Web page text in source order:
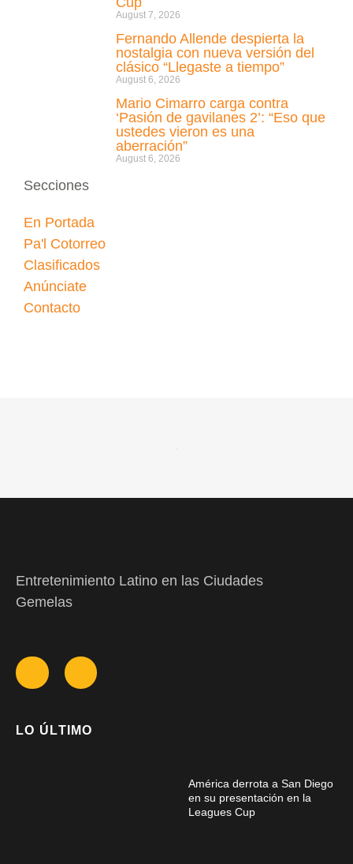
August 7, 2026
Fernando Allende despierta la
nostalgia con nueva versión del
clásico “Llegaste a tiempo”
August 6, 2026
Mario Cimarro carga contra
‘Pasión de gavilanes 2’: “Eso que
ustedes vieron es una
aberración”
August 6, 2026
Secciones
En Portada
Pa'l Cotorreo
Clasificados
Anúnciate
Contacto
Entretenimiento Latino en las Ciudades
Gemelas
LO ÚLTIMO
América derrota a San Diego
en su presentación en la
Leagues Cup